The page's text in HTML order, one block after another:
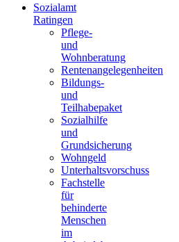
Sozialamt
Ratingen
Pflege-
und
Wohnberatung
Rentenangelegenheiten
Bildungs-
und
Teilhabepaket
Sozialhilfe
und
Grundsicherung
Wohngeld
Unterhaltsvorschuss
Fachstelle
für
behinderte
Menschen
im